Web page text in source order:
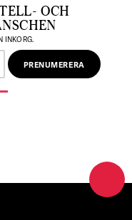
OCH
INKORG.